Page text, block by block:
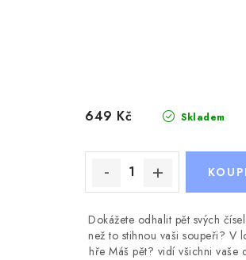
Skladem
649 Kč
Dokážete odhalit pět svých
než to stihnou vaši soupeři? V
hře Máš pět? vidí všichni vaše